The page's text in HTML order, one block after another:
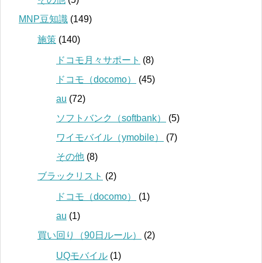
MNP豆知識 (149)
施策 (140)
ドコモ月々サポート (8)
ドコモ（docomo）
(45)
au (72)
ソフトバンク（softbank）
(5)
ワイモバイル（ymobile）
(7)
その他 (8)
ブラックリスト (2)
ドコモ（docomo）
(1)
au (1)
買い回り（90日ルール）
(2)
UQモバイル (1)